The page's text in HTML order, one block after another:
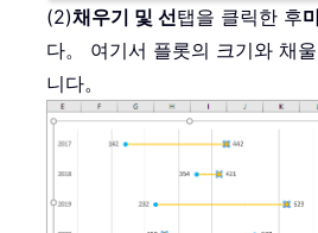
(2)채우기 및 선탭을 클릭한 후
다。 여기서 플롯의 크기와 채
니다。